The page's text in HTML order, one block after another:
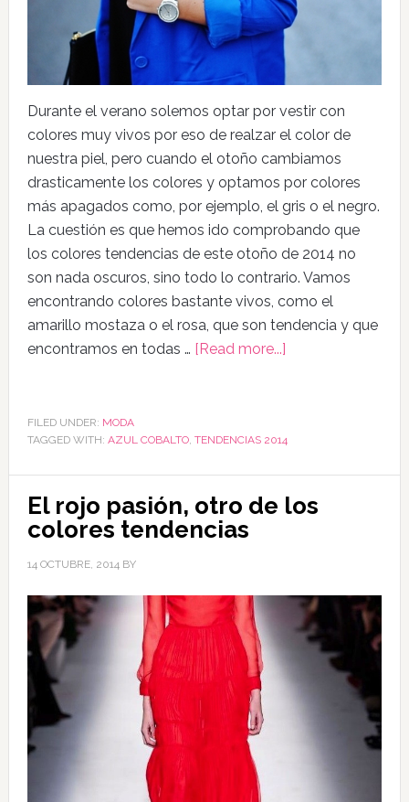
Durante el verano solemos optar por vestir con
colores muy vivos por eso de realzar el color de
nuestra piel, pero cuando el otoño cambiamos
drasticamente los colores y optamos por colores
más apagados como, por ejemplo, el gris o el negro.
La cuestión es que hemos ido comprobando que
los colores tendencias de este otoño de 2014 no
son nada oscuros, sino todo lo contrario. Vamos
encontrando colores bastante vivos, como el
amarillo mostaza o el rosa, que son tendencia y que
encontramos en todas … [Read more...]
FILED UNDER: MODA
TAGGED WITH: AZUL COBALTO, TENDENCIAS 2014
El rojo pasión, otro de los
colores tendencias
14 OCTUBRE, 2014BY